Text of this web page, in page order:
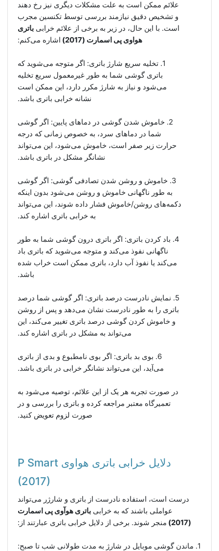
علائم ممکن است به علت مشکلات دیگری نیز رخ دهند
و تشخیص دقیق نیازمند بررسی توسط تکنسین مجرب
است. با این حال، در زیر به برخی از علائم خرابی باتری
هواوی پی اسمارت (2017)
اشاره می‌کنم:
1. تخلیه سریع شارژ باتری: اگر متوجه می‌شوید که
باتری گوشی شما به طور غیرمعمول سریع تخلیه
می‌شود و نیاز به شارژ مکرر دارد، این ممکن است
نشانه خرابی باتری باشد.
2. خاموش شدن گوشی در دماهای پایین: اگر گوشی
شما در دماهای سرد، به خصوص زمانی که درجه
حرارت زیر صفر است، خاموش می‌شود، این می‌تواند
نشانگر مشکل در باتری باشد.
3. خاموش و روشن شدن تصادفی گوشی: اگر گوشی
به طور ناگهانی خاموش و روشن می‌شود بدون اینکه
دکمه‌های روشن/خاموش فشار داده شوند، این می‌تواند
به خرابی باتری اشاره کند.
4. باد کردن باتری: اگر باتری درون گوشی شما به طور
ناگهانی نفوذ می‌کند و متوجه می‌شوید که باتری باد
می‌کند یا نفوذ آب دارد، باتری ممکن است خراب شده
باشد.
5. نمایش نادرست درصد باتری: اگر گوشی شما درصد
باتری را به طور نادرست نشان می‌دهد و پس از روشن
و خاموش کردن گوشی درصد باتری تغییر می‌کند، این
می‌تواند به مشکل در باتری اشاره کند.
6. بوی بد باتری: اگر بوی نامطبوع و بدی از باتری
می‌آید، این می‌تواند نشانگر خرابی در باتری باشد.
در صورت تجربه هر یک از این علائم، توصیه می‌شود به
تعمیرگاه معتبر مراجعه کرده و باتری را بررسی و در
صورت لزوم تعویض کنید.
دلایل خرابی باتری هواوی P Smart
(2017)
درست است، استفاده نادرست از باتری و شارژر می‌تواند
عواملی باشند که به خرابی باتری هوآوی پی اسمارت
(2017)
منجر شوند. برخی از دلایل خرابی باتری عبارتند از:
1. ماندن گوشی موبایل در شارژ به مدت طولانی شب تا صبح: